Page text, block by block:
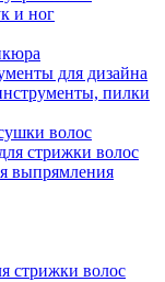
и ног
для дизайна
пилки
волос
стрижки волос
выпрямления
стрижки волос